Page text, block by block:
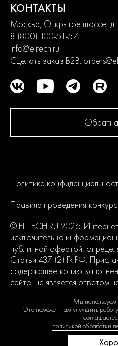
0
КОНТАКТЫ
Москва, Открытое шоссе, д.
8 (800) 100-51-57
info@elitech.ru
Сделать заказ B2B:
Политика
Правила проведения
© ELITECH.RU 2026.
исключительно
публичной офертой,
Статьи 437 (2) Гк РФ.
содержащее копию
сайте, не является ответом
сайта.
Мы используем
Это поможет нам улучшить
политикой обработки